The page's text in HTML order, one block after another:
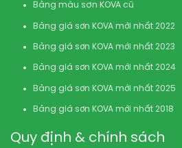
Bảng màu sơn KOVA cũ
Bảng giá sơn KOVA mới nhất 2022
Bảng giá sơn KOVA mới nhất 2023
Bảng giá sơn KOVA mới nhất 2024
Bảng giá sơn KOVA mới nhất 2025
Bảng giá sơn KOVA mới nhất 2018
Quy định & chính sách